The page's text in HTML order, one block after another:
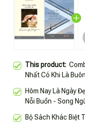
This product:
Nhất Có Khi Là
Cuốn)
Hôm Nay Là Ngày
Nỗi Buồn - Song
Bộ Sách Khác Biệt